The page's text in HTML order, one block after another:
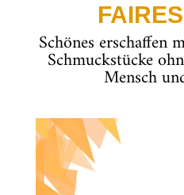
Schönes erschaffen
Schmuckstücke
Mensch